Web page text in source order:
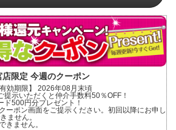
限定 今週のクーポン
効期限】 2026年08月末頃
提示いただくと仲介手数料50％OFF！
ド500円分プレゼント！
ーポン画面をご提示ください。初回以降にお申し
ません。
きません。